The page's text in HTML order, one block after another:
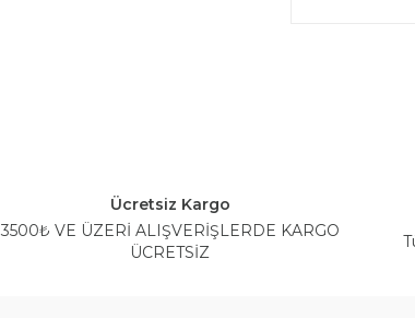
Ücretsiz Kargo
3500₺ VE ÜZERİ ALIŞVERİŞLERDE KARGO
ÜCRETSİZ